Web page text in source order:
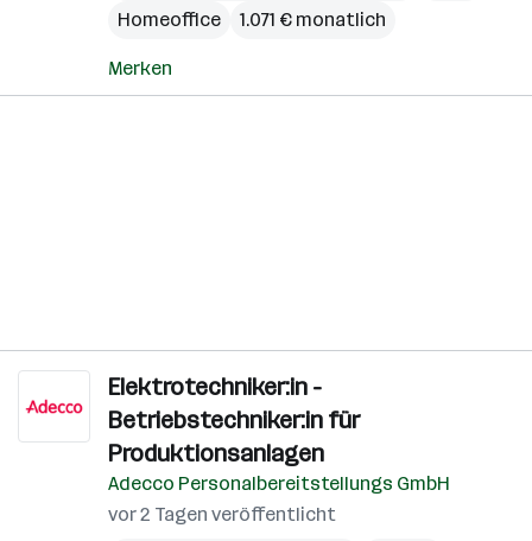
Homeoffice 1.071 € monatlich
Merken
Elektrotechniker:in -
Betriebstechniker:in für
Produktionsanlagen
Adecco Personalbereitstellungs GmbH
vor 2 Tagen veröffentlicht